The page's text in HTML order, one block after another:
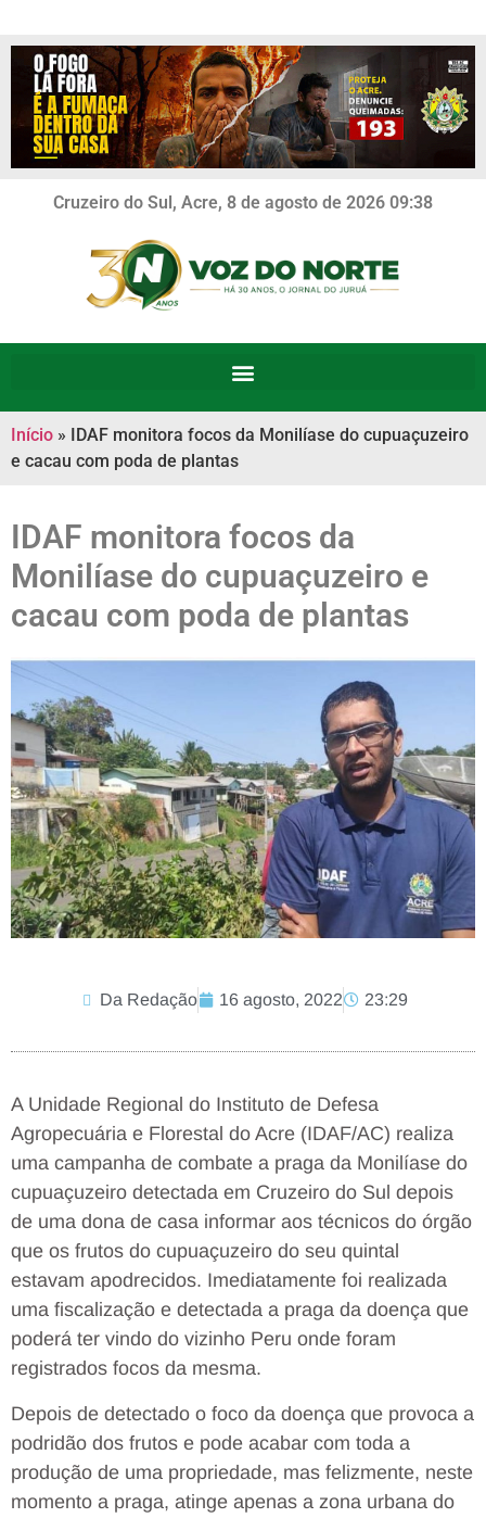
Cruzeiro do Sul, Acre, 8 de agosto de 2026 09:38
Início » IDAF monitora focos da Monilíase do cupuaçuzeiro
e cacau com poda de plantas
IDAF monitora focos da
Monilíase do cupuaçuzeiro e
cacau com poda de plantas
Da Redação 16 agosto, 2022 23:29
A Unidade Regional do Instituto de Defesa
Agropecuária e Florestal do Acre (IDAF/AC) realiza
uma campanha de combate a praga da Monilíase do
cupuaçuzeiro detectada em Cruzeiro do Sul depois
de uma dona de casa informar aos técnicos do órgão
que os frutos do cupuaçuzeiro do seu quintal
estavam apodrecidos. Imediatamente foi realizada
uma fiscalização e detectada a praga da doença que
poderá ter vindo do vizinho Peru onde foram
registrados focos da mesma.
Depois de detectado o foco da doença que provoca a
podridão dos frutos e pode acabar com toda a
produção de uma propriedade, mas felizmente, neste
momento a praga, atinge apenas a zona urbana do